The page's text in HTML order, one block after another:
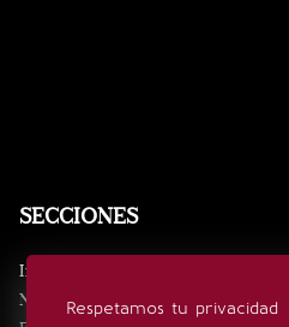
Respetamos tu privacidad
SECCIONES
Inicio
Noticias